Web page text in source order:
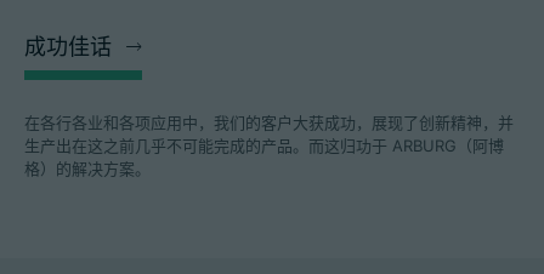
成功佳话
在各行各业和各项应用中，我们的客户大获成功，展现了创新精神，并
生产出在这之前几乎不可能完成的产品。而这归功于 ARBURG（阿博
格）的解决方案。